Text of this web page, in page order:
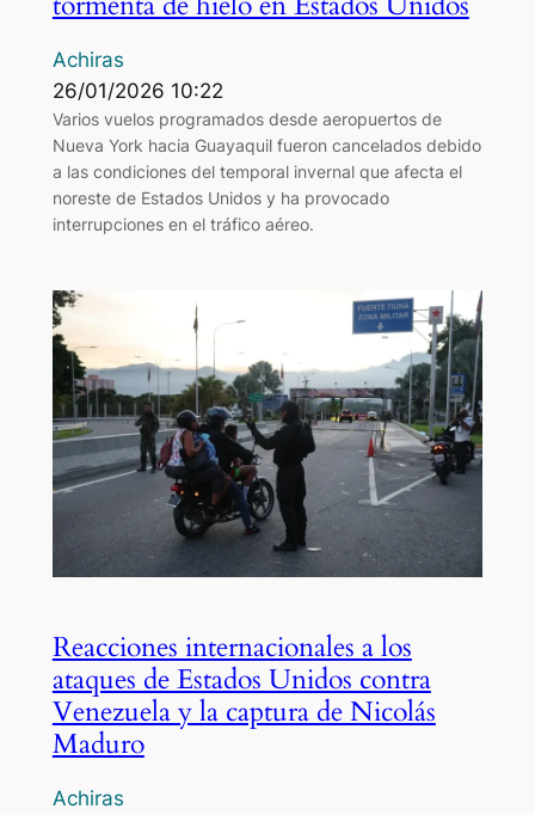
Achiras
26/01/2026 10:22
Varios vuelos programados desde aeropuertos de
Nueva York hacia Guayaquil fueron cancelados debido
a las condiciones del temporal invernal que afecta el
noreste de Estados Unidos y ha provocado
interrupciones en el tráfico aéreo.
Reacciones internacionales a los
ataques de Estados Unidos contra
Venezuela y la captura de Nicolás
Maduro
Achiras